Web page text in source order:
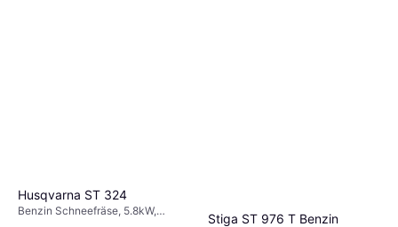
Husqvarna ST 324
Benzin Schneefräse, 5.8kW,
Stiga ST 976 T Benzin